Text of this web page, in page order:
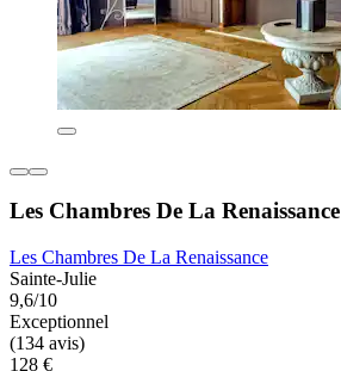
Les Chambres De La Renaissance
Les Chambres De La Renaissance
Sainte-Julie
9,6/10
Exceptionnel
(134 avis)
128 €